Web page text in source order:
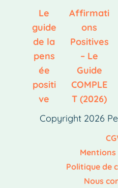
Le
guide
de la
pens
ée
positi
ve
Affirmati
ons
Positives
– Le
Guide
COMPLE
T (2026)
Copyright 2026
Mentions
Politique de
Nous